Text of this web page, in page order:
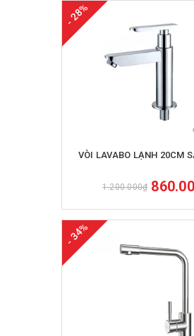
- 28%
VÒI LAVABO LẠNH 20CM
1.200.000₫
- 34%